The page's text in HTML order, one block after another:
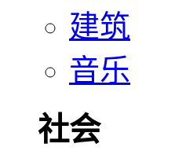
建筑
音乐
社会